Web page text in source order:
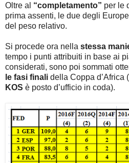
Oltre al “completamento” per le
prima assenti, le due degli
del peso relativo.
Si procede ora nella stessa
tempo i punti attribuiti in base ai
considerati, sono poi sommati
le fasi finali della Coppa d’Africa
KOS è posto d’ufficio in coda).